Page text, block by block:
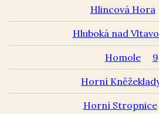
Hlincová Hora
Hluboká nad
Homole 9
Horní
Horní Stropnice